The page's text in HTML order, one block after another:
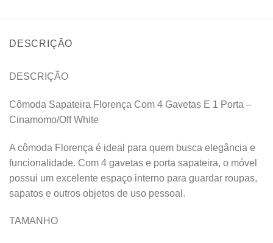
DESCRIÇÃO
DESCRIÇÃO
Cômoda Sapateira Florença Com 4 Gavetas E 1 Porta –
Cinamomo/Off White
A cômoda Florença é ideal para quem busca elegância e
funcionalidade. Com 4 gavetas e porta sapateira, o móvel
possui um excelente espaço interno para guardar roupas,
sapatos e outros objetos de uso pessoal.
TAMANHO